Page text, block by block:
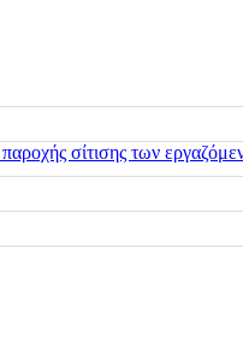
σίτισης των